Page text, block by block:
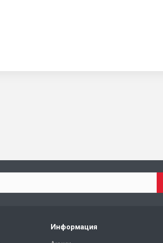
Информация